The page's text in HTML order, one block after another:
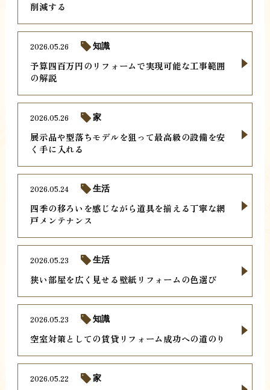
削減する
予算四百万円のリフォームで実現可能な工事範囲
の解説
2026.05.26 知識
展示品や型落ちモデルを狙って最高級の設備を安
く手に入れる
2026.05.26 家
四季の移ろいを感じながら道具を揃える丁寧な網
戸メンテナンス
2026.05.24 生活
狭い部屋を広く見せる壁紙リフォームの色選び
2026.05.23 生活
空室対策としての賃貸リフォーム成功への道のり
2026.05.23 知識
2026.05.22 家